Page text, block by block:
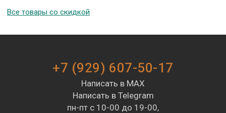
Все товары со скидкой
+7 (929) 607-50-17
Написать в MAX
Написать в Telegram
пн-пт с 10-00 до 19-00,